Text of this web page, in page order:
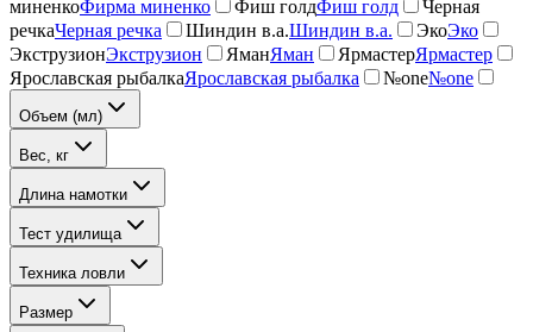
миненкоФирма миненко Фиш голдФиш голд
Черная
речкаЧерная речка Шиндин в.а.Шиндин в.а. ЭкоЭко
ЭкструзионЭкструзион ЯманЯман ЯрмастерЯрмастер
Ярославская рыбалкаЯрославская рыбалка №one№one
Объем (мл)
Вес, кг
Длина намотки
Тест удилища
Техника ловли
Размер